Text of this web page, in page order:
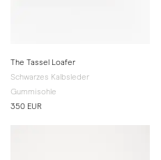
The Tassel Loafer
Schwarzes Kalbsleder
Gummisohle
350 EUR